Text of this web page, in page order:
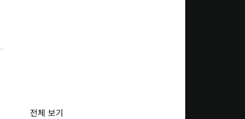
전체 보기